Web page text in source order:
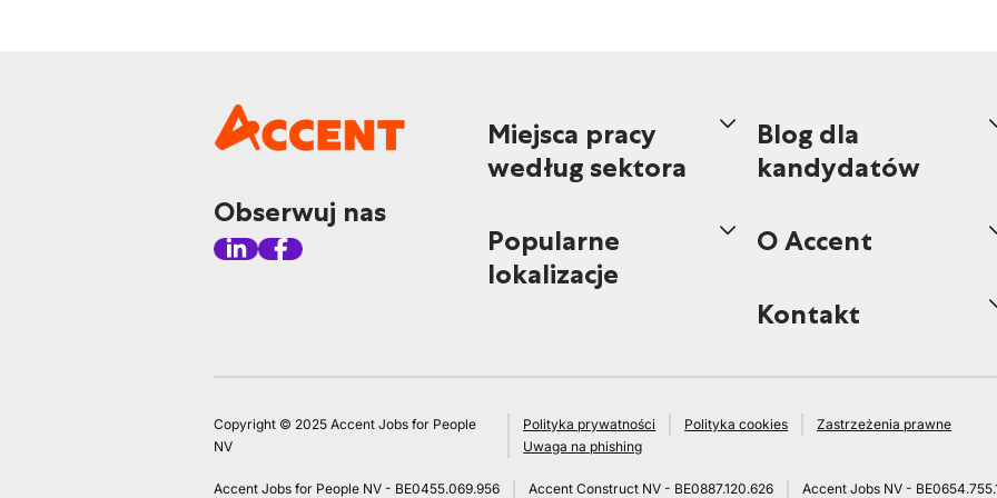
Obserwuj nas
Miejsca pracy
według sektora
Popularne
lokalizacje
Blog dla
kandydatów
O Accent
Kontakt
Copyright © 2025 Accent Jobs for People
NV
Polityka prywatności Polityka cookies
Zastrzeżenia prawne
Uwaga na phishing
Accent Jobs for People NV - BE0455.069.956 Accent Construct NV - BE0887.120.626 Accent Jobs NV -